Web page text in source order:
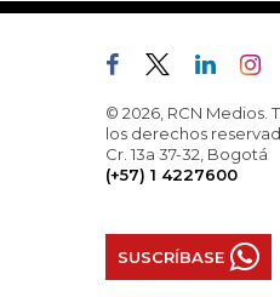
© 2026, RCN Medios.
los derechos
Cr. 13a 37-32, Bogotá
(+57) 1 4227600
SUSCRÍBASE